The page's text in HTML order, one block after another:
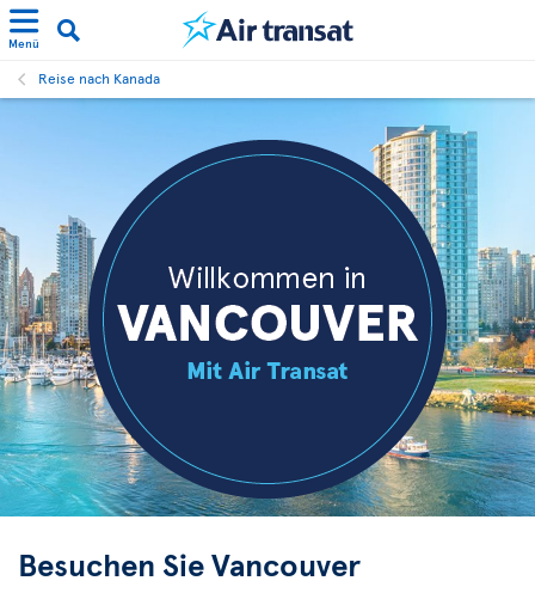
Menü
Reise nach Kanada
Besuchen Sie Vancouver